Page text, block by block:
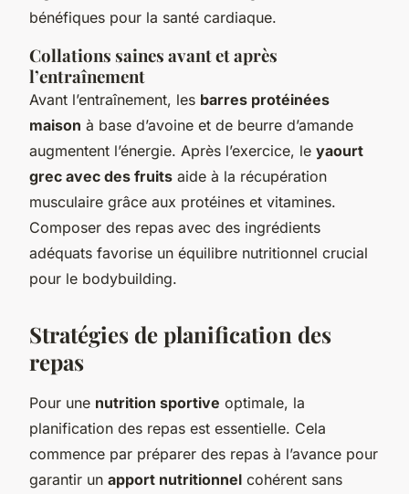
bénéfiques pour la santé cardiaque.
Collations saines avant et après
l’entraînement
Avant l’entraînement, les barres protéinées
maison à base d’avoine et de beurre d’amande
augmentent l’énergie. Après l’exercice, le yaourt
grec avec des fruits aide à la récupération
musculaire grâce aux protéines et vitamines.
Composer des repas avec des ingrédients
adéquats favorise un équilibre nutritionnel crucial
pour le bodybuilding.
Stratégies de planification des
repas
Pour une nutrition sportive optimale, la
planification des repas est essentielle. Cela
commence par préparer des repas à l’avance pour
garantir un apport nutritionnel cohérent sans